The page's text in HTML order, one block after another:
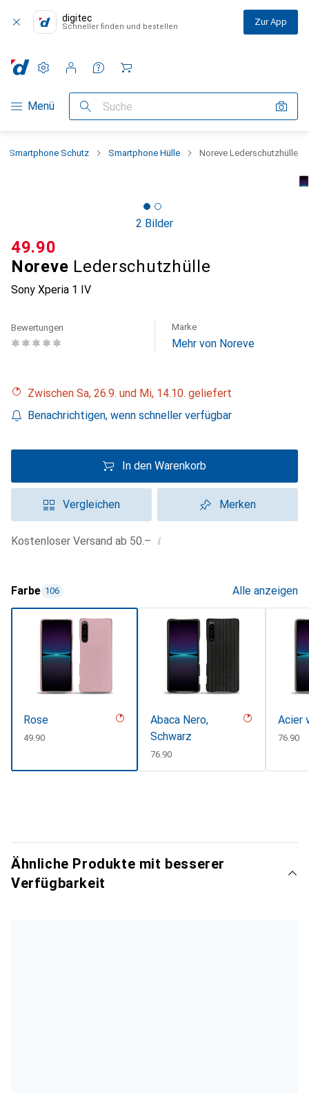
digitec
Schneller finden und bestellen Zur App
Navigation nach Kategorien
Menü Suche
Einstellungen
Kundenkonto
Vergleichslisten
Merklisten
Warenkorb
Smartphone Schutz Smartphone Hülle Noreve Lederschutzhülle
2 Bilder
Noreve Lederschutzhülle
Sony Xperia 1 IV
CHF
49.90
Bewertungen Marke
Mehr von Noreve
Zwischen Sa, 26.9. und Mi, 14.10. geliefert
Benachrichtigen, wenn schneller verfügbar
In den Warenkorb
Vergleichen Merken
Kostenloser Versand ab 50.– i
Farbe 106 Alle anzeigen
Rose
CHF
49.90
Abaca Nero,
Schwarz
CHF
76.90
Acier
CHF
76.90
Ähnliche Produkte mit besserer
Verfügbarkeit